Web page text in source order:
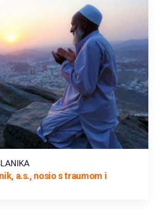
a.s., nosio s traumom i